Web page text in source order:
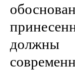
должны